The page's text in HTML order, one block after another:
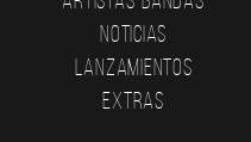
Noticias
Lanzamientos
Extras